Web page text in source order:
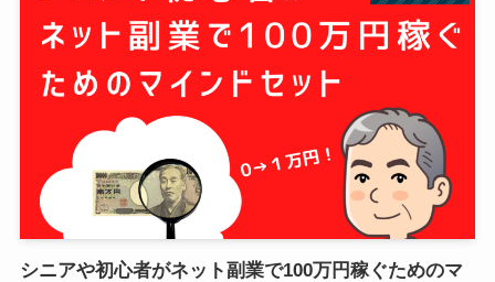
シニアや初心者がネット副業で100万円稼ぐためのマ